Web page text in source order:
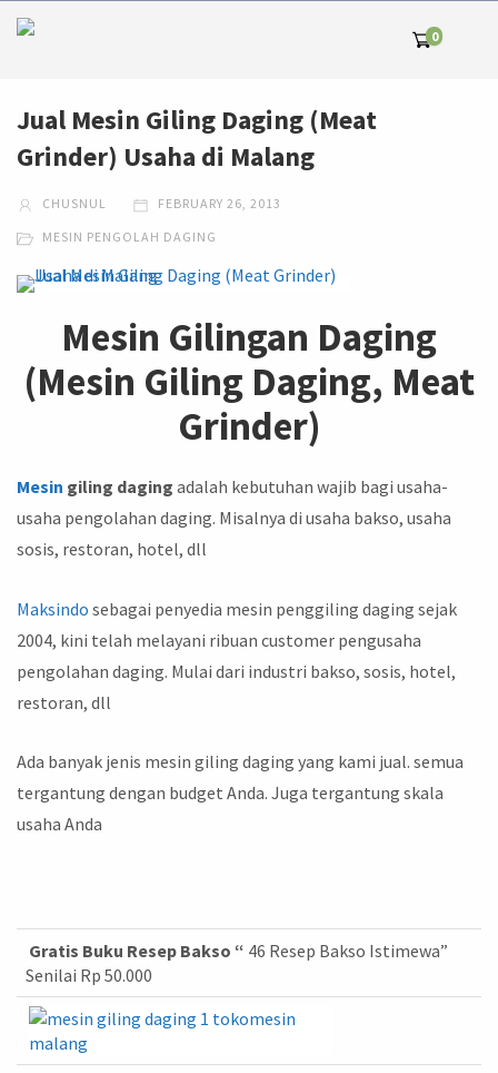
0
Jual Mesin Giling Daging (Meat
Grinder) Usaha di Malang
CHUSNUL FEBRUARY 26, 2013
MESIN PENGOLAH DAGING
Mesin Gilingan Daging
(Mesin Giling Daging, Meat
Grinder)
Mesin giling daging adalah kebutuhan wajib bagi usaha-
usaha pengolahan daging. Misalnya di usaha bakso, usaha
sosis, restoran, hotel, dll
Maksindo sebagai penyedia mesin penggiling daging sejak
2004, kini telah melayani ribuan customer pengusaha
pengolahan daging. Mulai dari industri bakso, sosis, hotel,
restoran, dll
Ada banyak jenis mesin giling daging yang kami jual. semua
tergantung dengan budget Anda. Juga tergantung skala
usaha Anda
Gratis Buku Resep Bakso “ 46 Resep Bakso Istimewa”
Senilai Rp 50.000